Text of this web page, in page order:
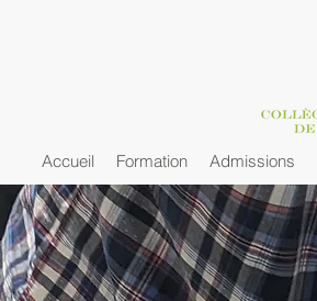
Accueil Formation Admissions